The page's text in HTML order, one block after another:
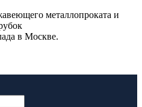
металлопроката и
в Москве.